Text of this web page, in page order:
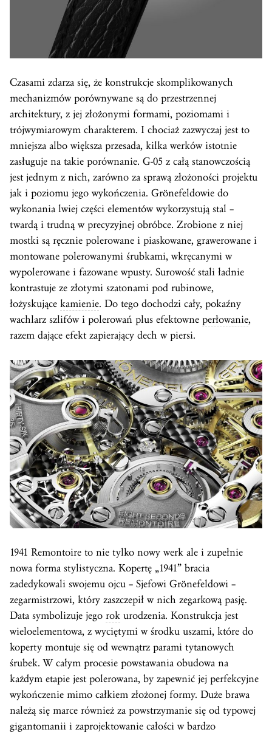
Czasami zdarza się, że konstrukcje skomplikowanych
mechanizmów porównywane są do przestrzennej
architektury, z jej złożonymi formami, poziomami i
trójwymiarowym charakterem. I chociaż zazwyczaj jest to
mniejsza albo większa przesada, kilka werków istotnie
zasługuje na takie porównanie. G-05 z całą stanowczością
jest jednym z nich, zarówno za sprawą złożoności projektu
jak i poziomu jego wykończenia. Grönefeldowie do
wykonania lwiej części elementów wykorzystują stal –
twardą i trudną w precyzyjnej obróbce. Zrobione z niej
mostki są ręcznie polerowane i piaskowane, grawerowane i
montowane polerowanymi śrubkami, wkręcanymi w
wypolerowane i fazowane wpusty. Surowość stali ładnie
kontrastuje ze złotymi szatonami pod rubinowe,
łożyskujące kamienie. Do tego dochodzi cały, pokaźny
wachlarz szlifów i polerowań plus efektowne perłowanie,
razem dające efekt zapierający dech w piersi.
1941 Remontoire to nie tylko nowy werk ale i zupełnie
nowa forma stylistyczna. Kopertę „1941” bracia
zadedykowali swojemu ojcu – Sjefowi Grönefeldowi –
zegarmistrzowi, który zaszczepił w nich zegarkową pasję.
Data symbolizuje jego rok urodzenia. Konstrukcja jest
wieloelementowa, z wyciętymi w środku uszami, które do
koperty montuje się od wewnątrz parami tytanowych
śrubek. W całym procesie powstawania obudowa na
każdym etapie jest polerowana, by zapewnić jej perfekcyjne
wykończenie mimo całkiem złożonej formy. Duże brawa
należą się marce również za powstrzymanie się od typowej
gigantomanii i zaprojektowanie całości w bardzo